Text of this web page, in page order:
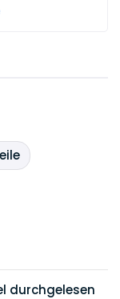
durchgelesen